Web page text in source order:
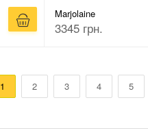
Marjolaine
3345 грн.
1 2 3 4 5